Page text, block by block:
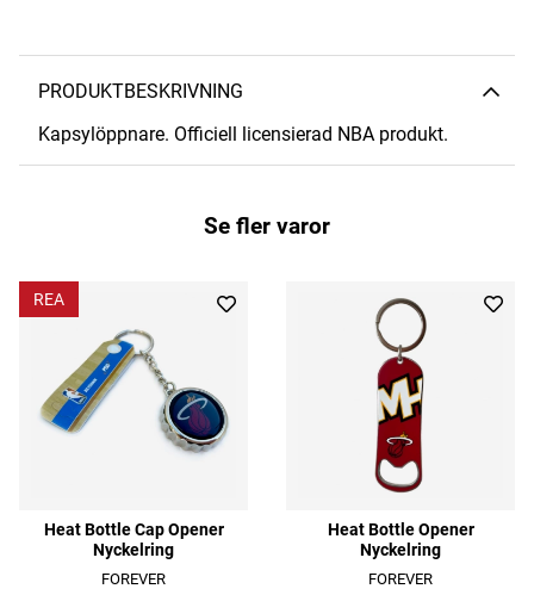
PRODUKTBESKRIVNING
Kapsylöppnare. Officiell licensierad NBA produkt.
Se fler varor
REA
Heat Bottle Cap Opener
Nyckelring
FOREVER
Heat Bottle Opener
Nyckelring
FOREVER